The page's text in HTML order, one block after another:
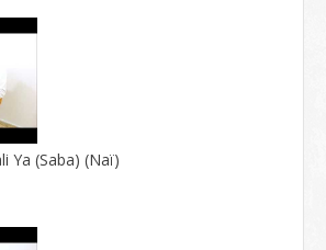
Ya (Saba) (Naï)